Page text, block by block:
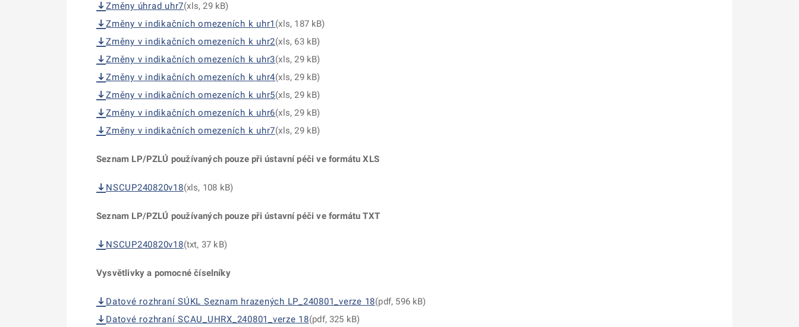
Změny úhrad uhr7(xls, 29 kB)
Změny v indikačních omezeních k uhr1 (xls, 187 kB)
Změny v indikačních omezeních k uhr2(xls, 63 kB)
Změny v indikačních omezeních k uhr3(xls, 29 kB)
Změny v indikačních omezeních k uhr4(xls, 29 kB)
Změny v indikačních omezeních k uhr5(xls, 29 kB)
Změny v indikačních omezeních k uhr6(xls, 29 kB)
Změny v indikačních omezeních k uhr7(xls, 29 kB)
Seznam LP/PZLÚ používaných pouze při ústavní péči ve formátu XLS
NSCUP240820v18(xls, 108 kB)
Seznam LP/PZLÚ používaných pouze při ústavní péči ve formátu TXT
NSCUP240820v18(txt, 37 kB)
Vysvětlivky a pomocné číselníky
Datové rozhraní SÚKL Seznam hrazených LP_240801_verze 18(pdf, 596 kB)
Datové rozhraní SCAU_UHRX_240801_verze 18(pdf, 325 kB)